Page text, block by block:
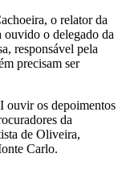
o relator da
ouvido o delegado da
responsável pela
precisam ser
ouvir os depoimentos
da
de Oliveira,
Carlo.